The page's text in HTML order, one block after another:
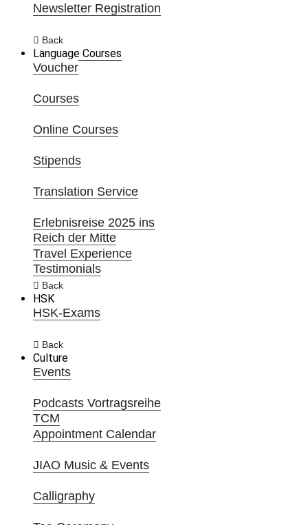
Newsletter Registration
Back
Language Courses
Voucher
Courses
Online Courses
Stipends
Translation Service
Erlebnisreise 2025 ins
Reich der Mitte
Travel Experience
Testimonials
Back
HSK
HSK-Exams
Back
Culture
Events
Podcasts Vortragsreihe
TCM
Appointment Calendar
JIAO Music & Events
Calligraphy